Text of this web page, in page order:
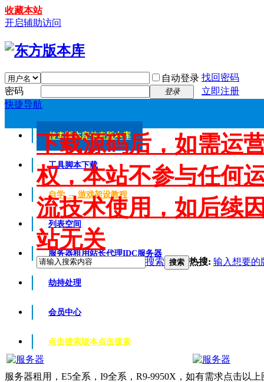
收藏本站
开启辅助访问
自动登录 找回密码
密码
登录
立即注册
快捷导航
传奇版本库传奇版本库
工具脚本下载
自学 → 游戏架设教程
列表空间
服务器租用站长代理IDC服务器
劫持处理
会员中心
点击搜索版本点击搜索
下载源码后，如需运
权，本站不参与任何
流技术使用，如后续
站无关
搜索 搜索 热搜: 输入想要的
服务器租用，E5全系，I9全系，R9-9950X，如有需求点击以